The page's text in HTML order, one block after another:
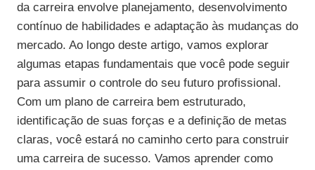
da carreira envolve planejamento, desenvolvimento
contínuo de habilidades e adaptação às mudanças do
mercado. Ao longo deste artigo, vamos explorar
algumas etapas fundamentais que você pode seguir
para assumir o controle do seu futuro profissional.
Com um plano de carreira bem estruturado,
identificação de suas forças e a definição de metas
claras, você estará no caminho certo para construir
uma carreira de sucesso. Vamos aprender como